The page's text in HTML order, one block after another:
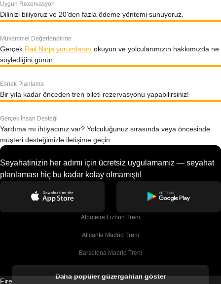
Uygun Rezervasyon
Dilinizi biliyoruz ve 20'den fazla ödeme yöntemi sunuyoruz.
Mükemmel Değerlendirme
Gerçek Rail Ninja yorumlarını okuyun ve yolcularımızın hakkımızda ne
söylediğini görün.
Esnek Planlama
Bir yıla kadar önceden tren bileti rezervasyonu yapabilirsiniz!
Gerçek İnsan Desteği
Yardıma mı ihtiyacınız var? Yolculuğunuz sırasında veya öncesinde
müşteri desteğimizle iletişime geçin.
Seyahatinizin her adımı için ücretsiz uygulamamız — seyahat
planlaması hiç bu kadar kolay olmamıştı!
Albufeira Lizbon Treni
Alicante Madrid Treni
Barselona Madrid Treni
Daha popüler güzergahları göster
Firebird GT Limited (OC 1451)